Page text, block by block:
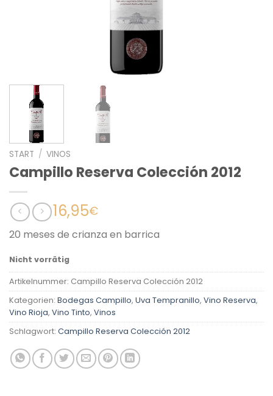
START / VINOS
Campillo Reserva Colección 2012
16,95€
20 meses de crianza en barrica
Nicht vorrätig
Artikelnummer: Campillo Reserva Colección 2012
Kategorien: Bodegas Campillo, Uva Tempranillo, Vino Reserva,
Vino Rioja, Vino Tinto, Vinos
Schlagwort: Campillo Reserva Colección 2012